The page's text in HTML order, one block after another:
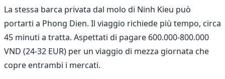
La stessa barca privata dal molo di Ninh Kieu può
portarti a Phong Dien. Il viaggio richiede più tempo, circa
45 minuti a tratta. Aspettati di pagare 600.000-800.000
VND (24-32 EUR) per un viaggio di mezza giornata che
copre entrambi i mercati.